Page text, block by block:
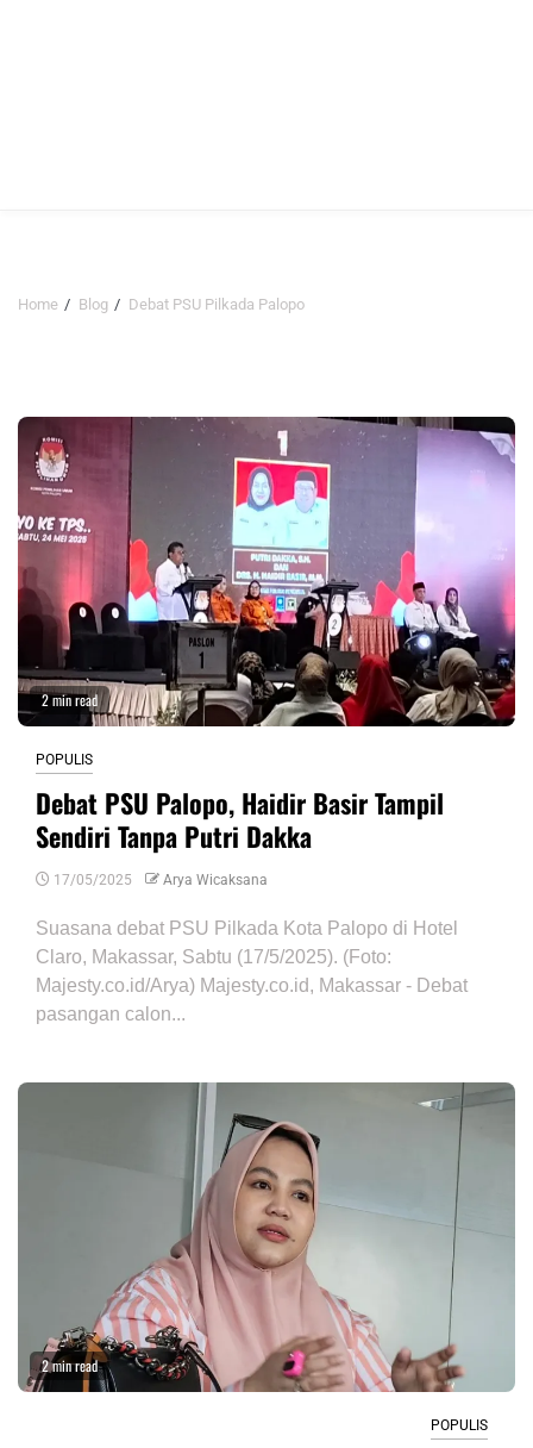
Home Blog Debat PSU Pilkada Palopo
2 min read
POPULIS
Debat PSU Palopo, Haidir Basir Tampil
Sendiri Tanpa Putri Dakka
17/05/2025 Arya Wicaksana
Suasana debat PSU Pilkada Kota Palopo di Hotel
Claro, Makassar, Sabtu (17/5/2025). (Foto:
Majesty.co.id/Arya) Majesty.co.id, Makassar - Debat
pasangan calon...
2 min read
POPULIS